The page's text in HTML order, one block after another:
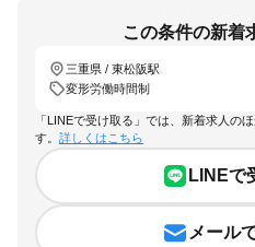
この条件の新着
三重県 / 東松阪駅
変形労働時間制
「LINEで受け取る」では、新着求人の
す。 詳しくはこちら
LINEで
メール